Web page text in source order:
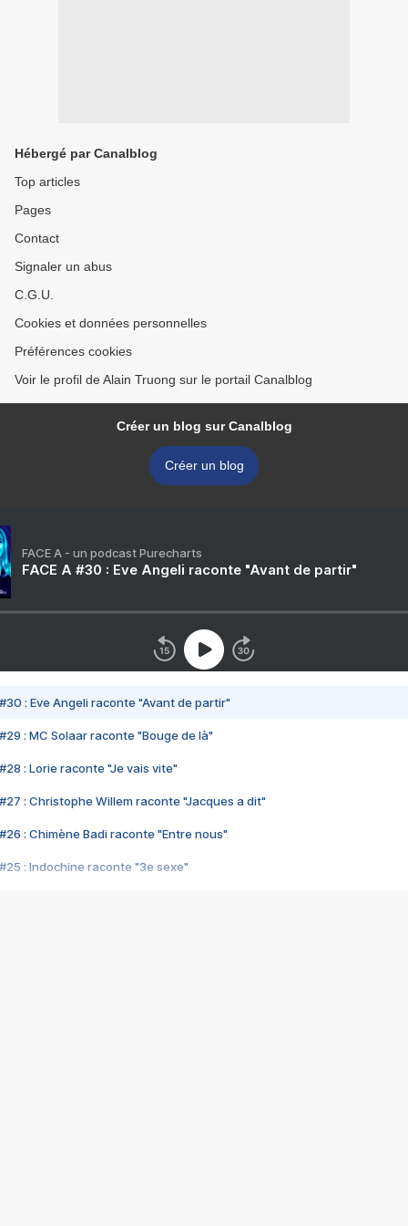
Hébergé par Canalblog
Top articles
Pages
Contact
Signaler un abus
C.G.U.
Cookies et données personnelles
Préférences cookies
Voir le profil de Alain Truong sur le portail Canalblog
Créer un blog sur Canalblog
Créer un blog
FACE A - un podcast Purecharts
FACE A #30 : Eve Angeli raconte "Avant de partir"
#30 : Eve Angeli raconte "Avant de partir"
#29 : MC Solaar raconte "Bouge de là"
#28 : Lorie raconte "Je vais vite"
#27 : Christophe Willem raconte "Jacques a dit"
#26 : Chimène Badi raconte "Entre nous"
#25 : Indochine raconte "3e sexe"